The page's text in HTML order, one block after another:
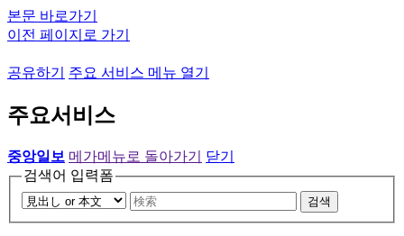
본문 바로가기
이전 페이지로 가기
공유하기 주요 서비스 메뉴 열기
주요서비스
중앙일보 메가메뉴로 돌아가기
닫기
검색어 입력폼
검색